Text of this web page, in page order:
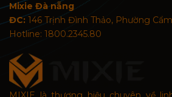
Mixie Đà nẵng
ĐC: 146 Trịnh Đình Thảo, Phường
Hotline: 1800.2345.80